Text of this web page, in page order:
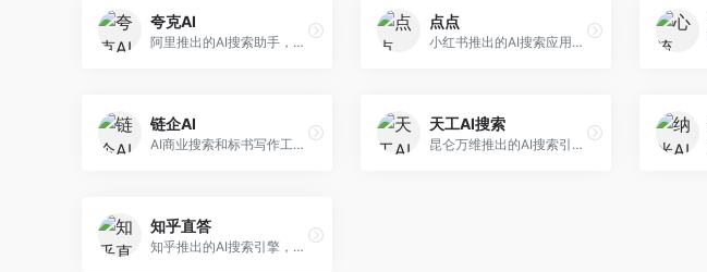
夸克AI
阿里推出的AI搜索助手，整合搜索与AI功能。面向年轻用户，提供智能搜索、文档处理、学习辅助等服务，与夸克生态深度整合。
点点
小红书推出的AI搜索应用，专注于生活方式内容搜索。面向小红书用户，提供生活攻略、消费决策、内容推荐等服务，生活方式内容丰富。
链企AI
AI商业搜索和标书写作工具，专注于企业服务场景。面向企业用户，提供商业信息搜索、标书生成、企业分析等服务，商业信息专业。
天工AI搜索
昆仑万维推出的AI搜索引擎，整合大模型与搜索能力。面向普通用户，提供智能问答、深度搜索、内容整理等服务，中文搜索体验好。
知乎直答
知乎推出的AI搜索引擎，专注于知识问答场景。面向知识获取者，提供知乎内容搜索、智能问答、知识整理等服务，专业知识丰富。